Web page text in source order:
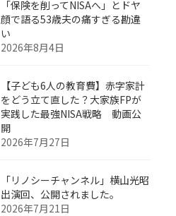
「保険を削ってNISAへ」とドヤ
顔で語る53歳夫の痛すぎる勘違
い
2026年8月4日
【子ども6人の教育費】赤字家計
をどう立て直した？大家族FPが
実践した最強NISA戦略 動画公
開
2026年7月27日
「リノシーチャンネル」横山光昭
出演回、公開されました。
2026年7月21日